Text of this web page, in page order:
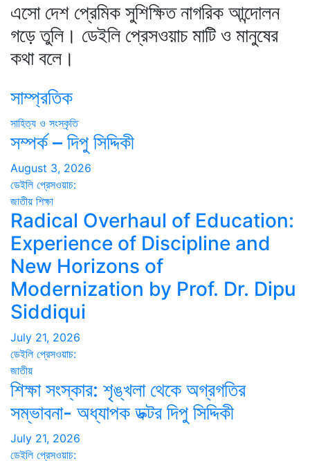
এসো দেশ প্রেমিক সুশিক্ষিত নাগরিক আন্দোলন
গড়ে তুলি। ডেইলি প্রেসওয়াচ মাটি ও মানুষের
কথা বলে।
সাম্প্রতিক
সাহিত্য ও সংস্কৃতি
সম্পর্ক – দিপু সিদ্দিকী
August 3, 2026
ডেইলি প্রেসওয়াচ:
জাতীয় শিক্ষা
Radical Overhaul of Education:
Experience of Discipline and
New Horizons of
Modernization by Prof. Dr. Dipu
Siddiqui
July 21, 2026
ডেইলি প্রেসওয়াচ:
জাতীয়
শিক্ষা সংস্কার: শৃঙ্খলা থেকে অগ্রগতির
সম্ভাবনা- অধ্যাপক ডক্টর দিপু সিদ্দিকী
July 21, 2026
ডেইলি প্রেসওয়াচ: